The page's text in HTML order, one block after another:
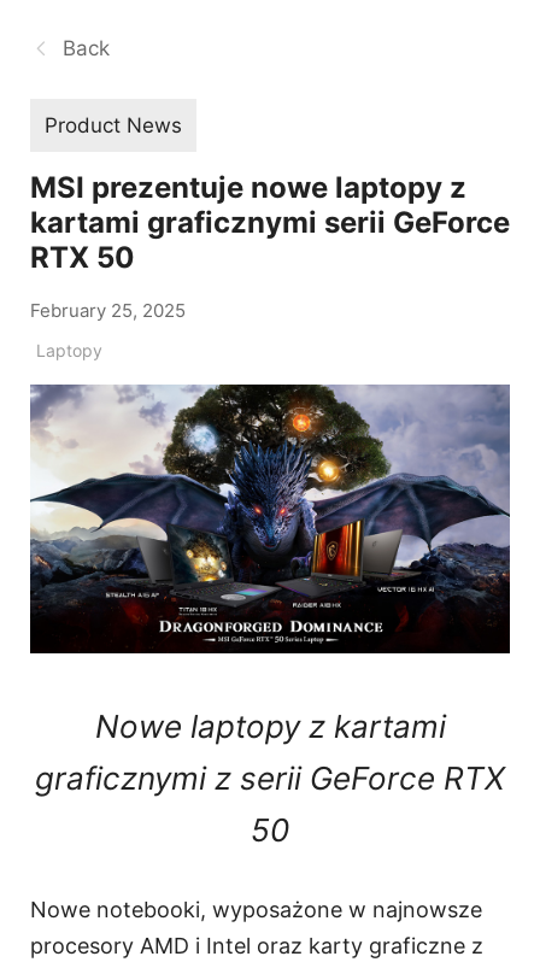
Back
Product News
MSI prezentuje nowe laptopy z
kartami graficznymi serii GeForce
RTX 50
February 25, 2025
Laptopy
Nowe laptopy z kartami
graficznymi z serii GeForce RTX
50
Nowe notebooki, wyposażone w najnowsze
procesory AMD i Intel oraz karty graficzne z